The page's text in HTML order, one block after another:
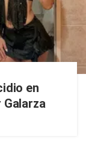
en
Galarza